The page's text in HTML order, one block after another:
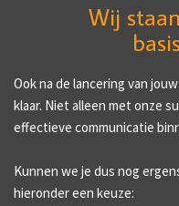
Wij
Ook na de lancering van
klaar. Niet alleen met onze
effectieve communicatie
Kunnen we je dus nog
hieronder een keuze: